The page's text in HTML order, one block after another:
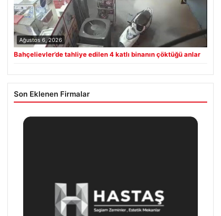
Ağustos 6, 2026
Bahçelievler’de tahliye edilen 4 katlı binanın çöktüğü anlar
Son Eklenen Firmalar